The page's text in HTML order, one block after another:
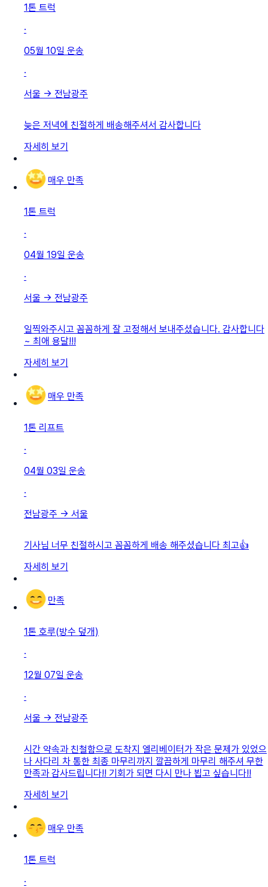
1톤 트럭
·
05월 10일 운송
·
서울 → 전남광주
늦은 저녁에 친절하게 배송해주셔서 감사합니다
자세히 보기
매우 만족
1톤 트럭
·
04월 19일 운송
·
서울 → 전남광주
일찍와주시고 꼼꼼하게 잘 고정해서 보내주셨습니다. 감사합니다
~ 최애 용달!!!
자세히 보기
매우 만족
1톤 리프트
·
04월 03일 운송
·
전남광주 → 서울
기사님 너무 친절하시고 꼼꼼하게 배송 해주셨습니다 최고👍
자세히 보기
만족
1톤 호루(방수 덮개)
·
12월 07일 운송
·
서울 → 전남광주
시간 약속과 친철함으로 도착지 엘리베이터가 작은 문제가 있었으
나 사다리 차 통한 최종 마무리까지 깔끔하게 마무리 해주셔 무한
만족과 감사드립니다!! 기회가 되면 다시 만나 뵙고 싶습니다!!
자세히 보기
매우 만족
1톤 트럭
·